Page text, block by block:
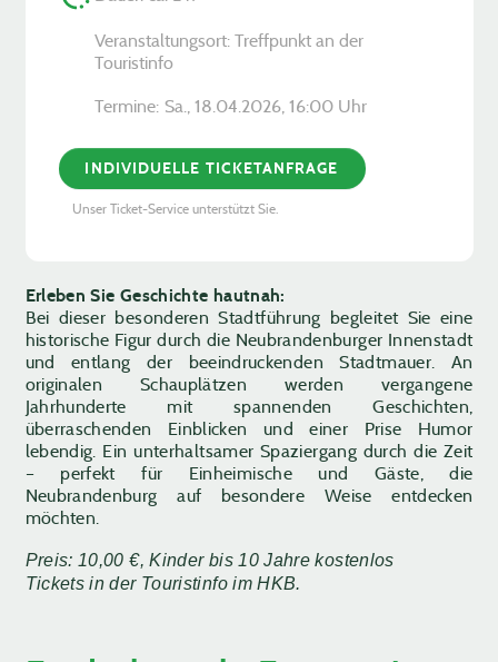
Erleben Sie Geschichte hautnah:
Bei dieser besonderen Stadtführung begleitet Sie eine
historische Figur durch die Neubrandenburger Innenstadt
und entlang der beeindruckenden Stadtmauer. An
originalen Schauplätzen werden vergangene
Jahrhunderte mit spannenden Geschichten,
überraschenden Einblicken und einer Prise Humor
lebendig. Ein unterhaltsamer Spaziergang durch die Zeit
– perfekt für Einheimische und Gäste, die
Neubrandenburg auf besondere Weise entdecken
möchten.
Preis: 10,00 €, Kinder bis 10 Jahre kostenlos
Tickets in der Touristinfo im HKB.
Veranstaltungsort: Treffpunkt an der
Touristinfo
Termine: Sa., 18.04.2026, ­16:00 Uhr
INDIVIDUELLE TICKETANFRAGE
Unser Ticket-Service unterstützt Sie.